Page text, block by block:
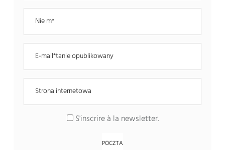
S'inscrire à la newsletter.